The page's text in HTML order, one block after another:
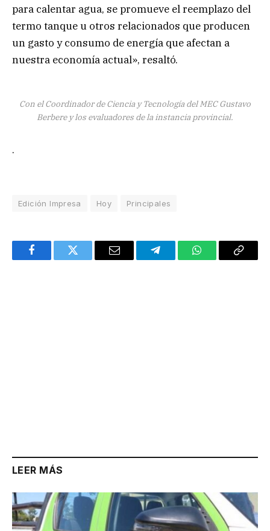
para calentar agua, se promueve el reemplazo del
termo tanque u otros relacionados que producen
un gasto y consumo de energía que afectan a
nuestra economía actual», resaltó.
Con el Coordinador de Ciencia y Tecnología del MEC Gustavo
Berbere y los evaluadores de la instancia provincial.
.
Edición Impresa Hoy Principales
FacebookTwitter Email TelegramWhatsAppCopy
LEER MÁS